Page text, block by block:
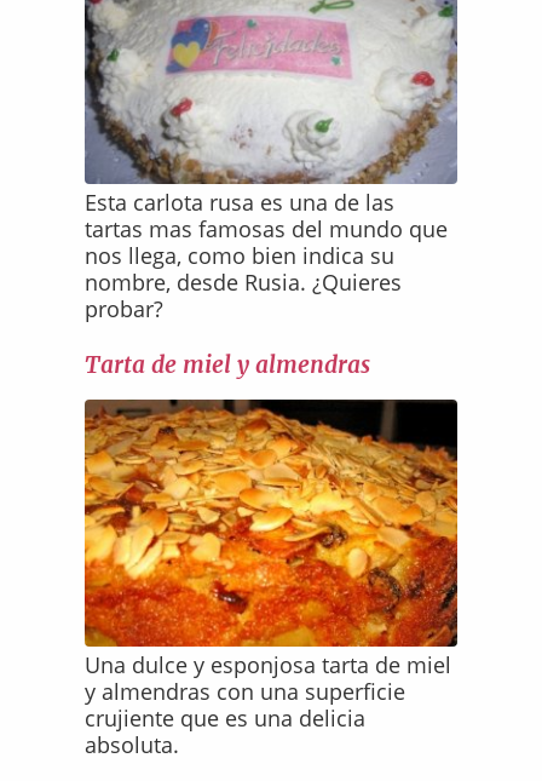
Esta carlota rusa es una de las
tartas mas famosas del mundo que
nos llega, como bien indica su
nombre, desde Rusia. ¿Quieres
probar?
Tarta de miel y almendras
Una dulce y esponjosa tarta de miel
y almendras con una superficie
crujiente que es una delicia
absoluta.